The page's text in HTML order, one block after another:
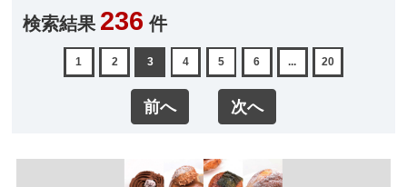
検索結果 236 件
前へ
1 2 3 4 5 6 ... 20
次へ